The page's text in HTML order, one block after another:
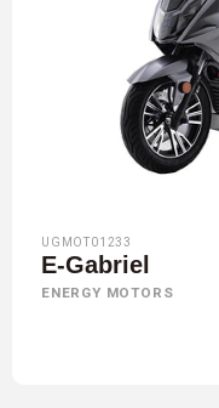
UGMOT01233
E-Gabriel
ENERGY MOTORS